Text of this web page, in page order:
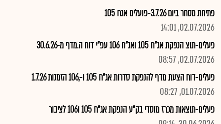
פתיחת מסחר ביום 3.7.26-פועלים אגח 105
02.07.2026, 14:01
פעלים-תוצ הנפקת אג"ח 105 ואג"ח 106 עפ"י דוח ה.מדף מ-30.6.26
02.07.2026, 08:57
פעלים-דוח הצעת מדף להנפקת סדרות אג"ח 105 ו-,106 הזמנות 1.7.26
01.07.2026, 08:27
פעלים-תוצאות מכרז מוסדי בק"ע הנפקת אג"ח 105 ו106 לציבור